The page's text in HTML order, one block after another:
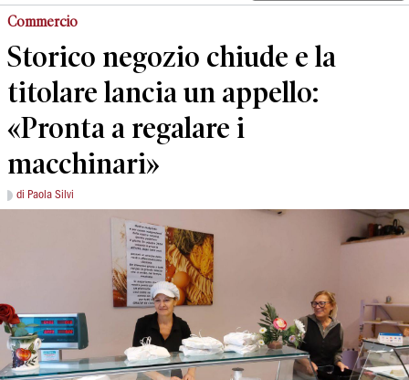
Commercio
Storico negozio chiude e la
titolare lancia un appello:
«Pronta a regalare i
macchinari»
di Paola Silvi